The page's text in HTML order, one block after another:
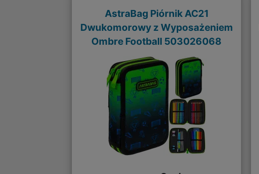
AstraBag Piórnik AC21
Dwukomorowy z Wyposażeniem
Ombre Football 503026068